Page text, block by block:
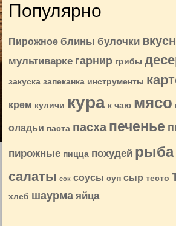
Популярно
Пирожное блины булочки
мультиварке гарнир грибы
закуска запеканка инструменты
крем куличи кура к чаю мясо
оладьи паста пасха печенье
пирожные пицца похудей рыба
салаты сок соусы суп сыр тесто
хлеб шаурма яйца